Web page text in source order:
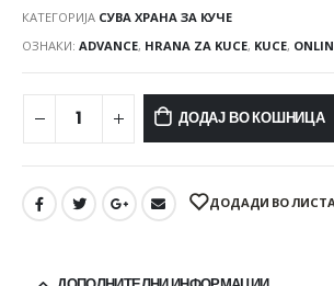
КАТЕГОРИЈА СУВА ХРАНА ЗА КУЧЕ
ОЗНАКИ: ADVANCE, HRANA ZA KUCE, KUCE,
ДОДАЈ ВО КОШНИЦА
ДОДАДИ ВО